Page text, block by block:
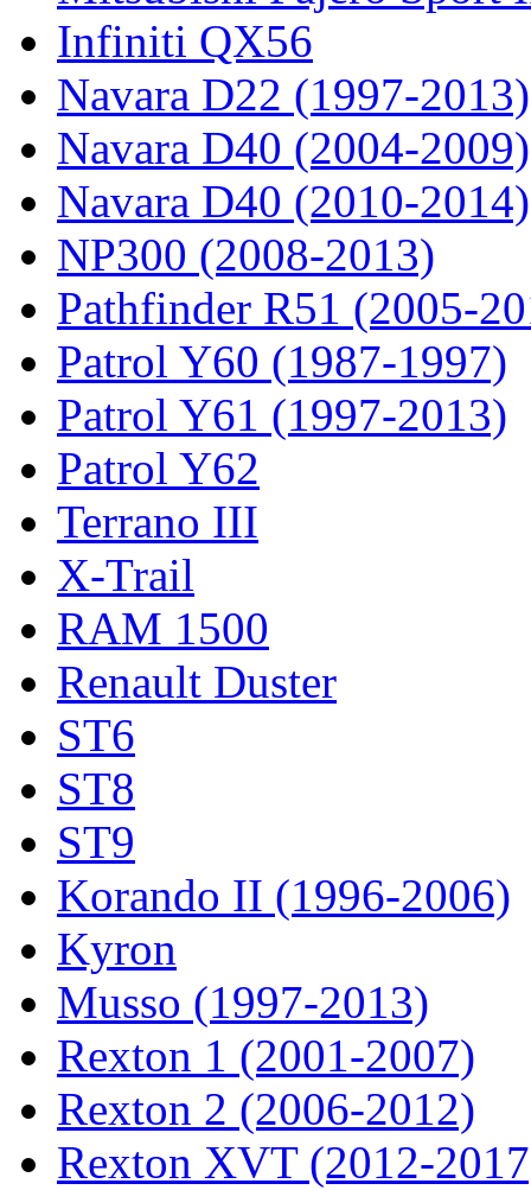
Infiniti QX56
Navara D22 (1997-2013)
Navara D40 (2004-2009)
Navara D40 (2010-2014)
NP300 (2008-2013)
Pathfinder R51 (2005-
Patrol Y60 (1987-1997)
Patrol Y61 (1997-2013)
Patrol Y62
Terrano III
X-Trail
RAM 1500
Renault Duster
ST6
ST8
ST9
Korando II (1996-2006)
Kyron
Musso (1997-2013)
Rexton 1 (2001-2007)
Rexton 2 (2006-2012)
Rexton XVT (2012-